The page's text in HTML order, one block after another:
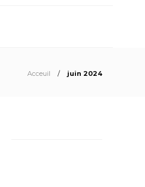
Acceuil juin 2024